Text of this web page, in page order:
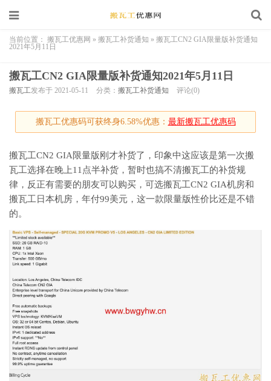
当前位置： 搬瓦工优惠网 » 搬瓦工补货通知 » 搬瓦工CN2 GIA限量版补货通知
2021年5月11日
搬瓦工CN2 GIA限量版补货通知2021年5月11日
搬瓦工发布于 2021-05-11 分类： 搬瓦工补货通知 评论(0)
搬瓦工优惠码可获终身6.58%优惠： 最新搬瓦工优惠码
搬瓦工CN2 GIA限量版刚才补货了，印象中这应该是第一次搬
瓦工选择在晚上11点半补货，暂时也搞不清搬瓦工的补货规
律，反正有需要的朋友可以购买，可选搬瓦工CN2 GIA机房和
搬瓦工日本机房，年付99美元，这一款限量版性价比还是不错
的。